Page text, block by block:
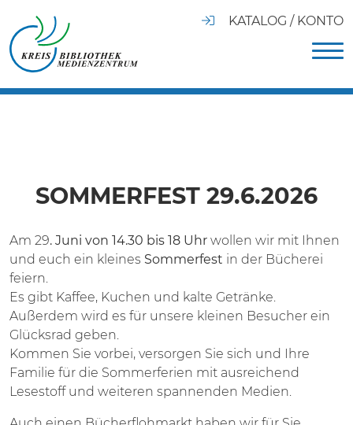
KATALOG / KONTO
SOMMERFEST 29.6.2026
Am 29. Juni von 14.30 bis 18 Uhr wollen wir mit Ihnen
und euch ein kleines Sommerfest in der Bücherei
feiern.
Es gibt Kaffee, Kuchen und kalte Getränke.
Außerdem wird es für unsere kleinen Besucher ein
Glücksrad geben.
Kommen Sie vorbei, versorgen Sie sich und Ihre
Familie für die Sommerferien mit ausreichend
Lesestoff und weiteren spannenden Medien.